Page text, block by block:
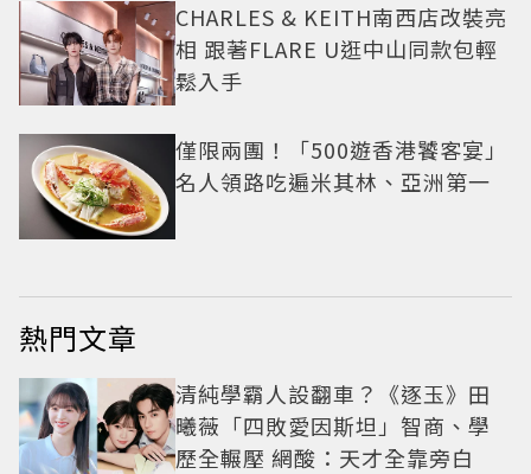
CHARLES & KEITH南西店改裝亮
相 跟著FLARE U逛中山同款包輕
鬆入手
僅限兩團！「500遊香港饕客宴」
名人領路吃遍米其林、亞洲第一
熱門文章
清純學霸人設翻車？《逐玉》田
曦薇「四敗愛因斯坦」智商、學
歷全輾壓 網酸：天才全靠旁白